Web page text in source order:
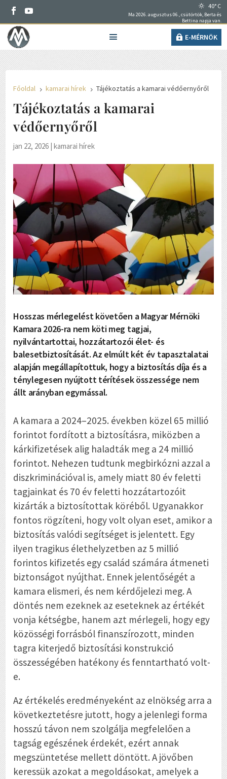
40° C
Ma 2026. augusztus 06., csütörtök, Berta és
Bettina napja van.
E-MÉRNÖK
Főoldal 5 kamarai hírek 5 Tájékoztatás a kamarai védőernyőről
Tájékoztatás a kamarai
védőernyőről
jan 22, 2026 |kamarai hírek
Hosszas mérlegelést követően a Magyar Mérnöki
Kamara 2026-ra nem köti meg tagjai,
nyilvántartottai, hozzátartozói élet- és
balesetbiztosítását. Az elmúlt két év tapasztalatai
alapján megállapítottuk, hogy a biztosítás díja és a
ténylegesen nyújtott térítések összessége nem
állt arányban egymással.
A kamara a 2024–2025. években közel 65 millió
forintot fordított a biztosításra, miközben a
kárkifizetések alig haladták meg a 24 millió
forintot. Nehezen tudtunk megbirkózni azzal a
diszkriminációval is, amely miatt 80 év feletti
tagjainkat és 70 év feletti hozzátartozóit
kizárták a biztosítottak köréből. Ugyanakkor
fontos rögzíteni, hogy volt olyan eset, amikor a
biztosítás valódi segítséget is jelentett. Egy
ilyen tragikus élethelyzetben az 5 millió
forintos kifizetés egy család számára átmeneti
biztonságot nyújthat. Ennek jelentőségét a
kamara elismeri, és nem kérdőjelezi meg. A
döntés nem ezeknek az eseteknek az értékét
vonja kétségbe, hanem azt mérlegeli, hogy egy
közösségi forrásból finanszírozott, minden
tagra kiterjedő biztosítási konstrukció
összességében hatékony és fenntartható volt-
e.
Az értékelés eredményeként az elnökség arra a
következtetésre jutott, hogy a jelenlegi forma
hosszú távon nem szolgálja megfelelően a
tagság egészének érdekét, ezért annak
megszüntetése mellett döntött. A jövőben
keressük azokat a megoldásokat, amelyek a